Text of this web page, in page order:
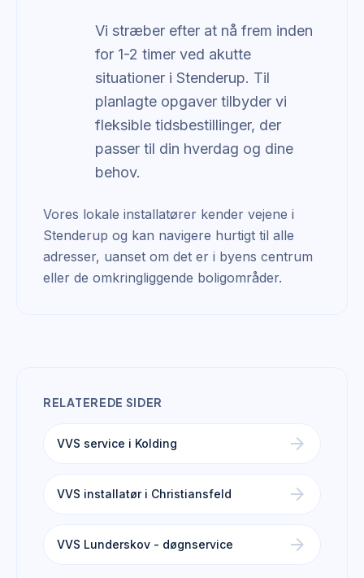
Vi stræber efter at nå frem inden
for 1-2 timer ved akutte
situationer i Stenderup. Til
planlagte opgaver tilbyder vi
fleksible tidsbestillinger, der
passer til din hverdag og dine
behov.
Vores lokale installatører kender vejene i
Stenderup og kan navigere hurtigt til alle
adresser, uanset om det er i byens centrum
eller de omkringliggende boligområder.
RELATEREDE SIDER
VVS service i Kolding arrow_forward
VVS installatør i Christiansfeld arrow_forward
VVS Lunderskov - døgnservice arrow_forward